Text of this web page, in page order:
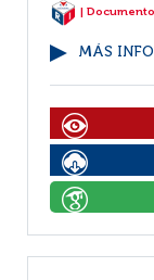
|
MÁS